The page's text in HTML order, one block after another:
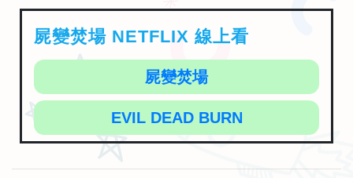
屍變焚場 NETFLIX 線上看
屍變焚場
EVIL DEAD BURN